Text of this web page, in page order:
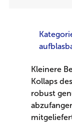
Kleinere
Kollaps des
robust